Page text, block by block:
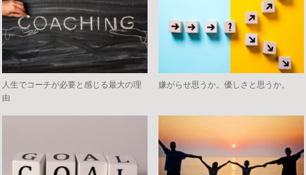
人生でコーチが必要と感じる最大の理
由
嫌がらせ思うか。優しさと思うか。